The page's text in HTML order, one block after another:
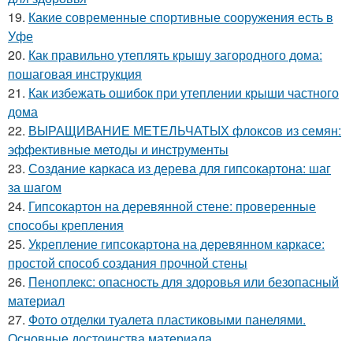
19. Какие современные спортивные сооружения есть в
Уфе
20. Как правильно утеплять крышу загородного дома:
пошаговая инструкция
21. Как избежать ошибок при утеплении крыши частного
дома
22. ВЫРАЩИВАНИЕ МЕТЕЛЬЧАТЫХ флоксов из семян:
эффективные методы и инструменты
23. Создание каркаса из дерева для гипсокартона: шаг
за шагом
24. Гипсокартон на деревянной стене: проверенные
способы крепления
25. Укрепление гипсокартона на деревянном каркасе:
простой способ создания прочной стены
26. Пеноплекс: опасность для здоровья или безопасный
материал
27. Фото отделки туалета пластиковыми панелями.